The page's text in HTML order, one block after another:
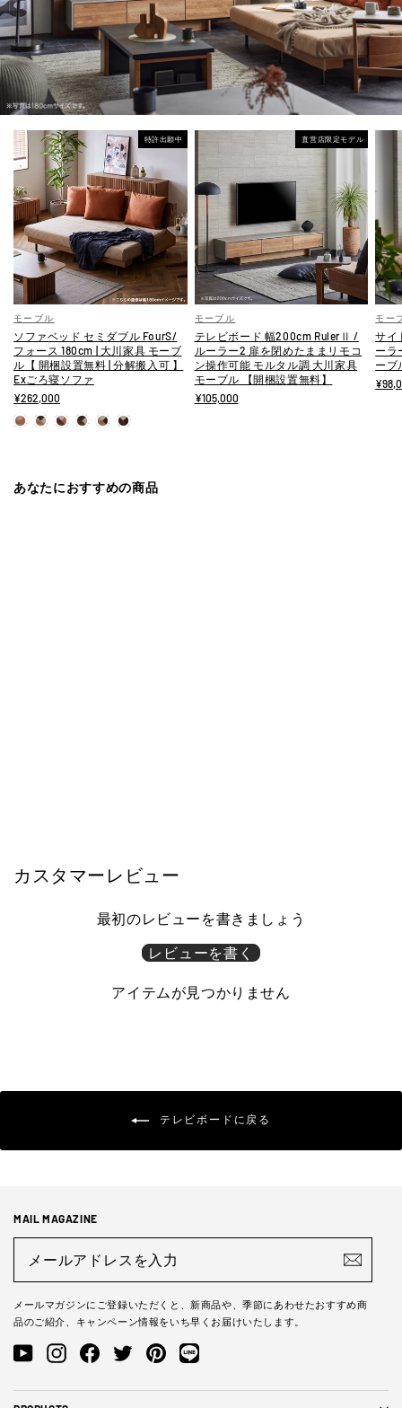
特許出願中
モーブル
ソファベッド セミダブル FourS/
フォース 180cm | 大川家具 モーブ
ル【 開梱設置無料 | 分解搬入可 】
Exごろ寝ソファ
¥262,000
直営店限定モデル
モーブル
テレビボード 幅200cm RulerⅡ /
ルーラー2 扉を閉めたままリモコ
ン操作可能 モルタル調 大川家具
モーブル 【開梱設置無料】
¥105,000
モー
サイ
ーラ
ーブ
あなたにおすすめの商品
カスタマーレビュー
最初のレビューを書きましょう
レビューを書く
アイテムが見つかりません
テレビボードに戻る
MAIL MAGAZINE
ア
レ
ス
入
力
メールマガジンにご登録いただくと、新商品や、季節にあわせたおすすめ商
品のご紹介、キャンペーン情報をいち早くお届けいたします。
YouTube InstagramFacebookTwitter Pinterest